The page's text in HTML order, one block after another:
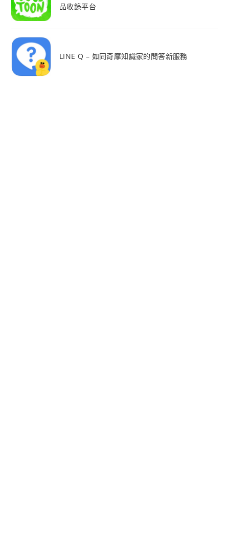
品收錄平台
LINE Q – 如同奇摩知識家的問答新服務